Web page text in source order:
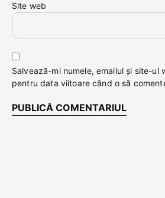
Site web
Salvează-mi numele, emailul și site-ul
pentru data viitoare când o să